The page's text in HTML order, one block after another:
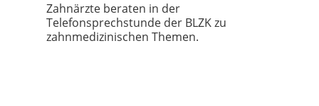
Zahnärzte beraten in der
Telefonsprechstunde der BLZK zu
zahnmedizinischen Themen.